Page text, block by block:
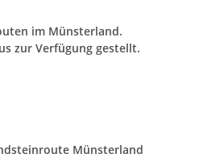
im Münsterland.
zur Verfügung gestellt.
Münsterland